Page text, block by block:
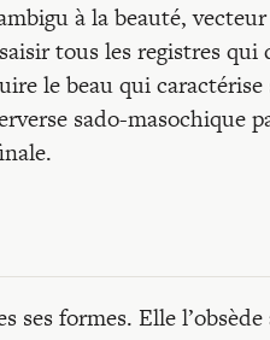
à la beauté,
tous les registres
le beau qui
sado-masochique
formes. Elle